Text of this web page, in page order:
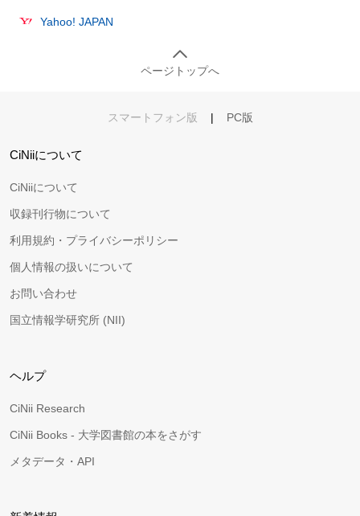
Yahoo! JAPAN
ページトップへ
スマートフォン版 | PC版
CiNiiについて
CiNiiについて
収録刊行物について
利用規約・プライバシーポリシー
個人情報の扱いについて
お問い合わせ
国立情報学研究所 (NII)
ヘルプ
CiNii Research
CiNii Books - 大学図書館の本をさがす
メタデータ・API